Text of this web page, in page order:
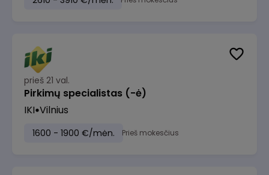
prieš 21 val.
Pirkimų specialistas (-ė)
IKI Vilnius
1600 - 1900 €/mėn. Prieš mokesčius